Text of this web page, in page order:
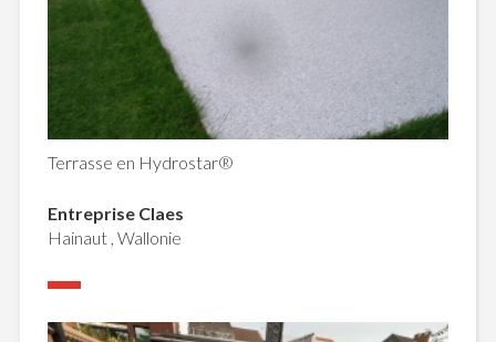
Terrasse en Hydrostar®
Entreprise Claes
Hainaut , Wallonie